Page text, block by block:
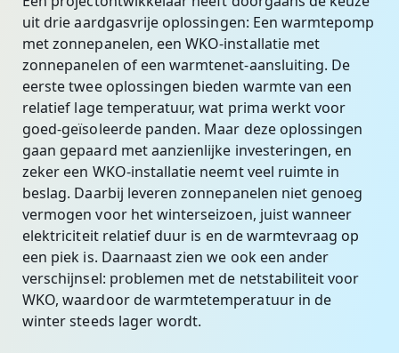
uit drie aardgasvrije oplossingen: Een warmtepomp
met zonnepanelen, een WKO-installatie met
zonnepanelen of een warmtenet-aansluiting. De
eerste twee oplossingen bieden warmte van een
relatief lage temperatuur, wat prima werkt voor
goed-geïsoleerde panden. Maar deze oplossingen
gaan gepaard met aanzienlijke investeringen, en
zeker een WKO-installatie neemt veel ruimte in
beslag. Daarbij leveren zonnepanelen niet genoeg
vermogen voor het winterseizoen, juist wanneer
elektriciteit relatief duur is en de warmtevraag op
een piek is. Daarnaast zien we ook een ander
verschijnsel: problemen met de netstabiliteit voor
WKO, waardoor de warmtetemperatuur in de
winter steeds lager wordt.